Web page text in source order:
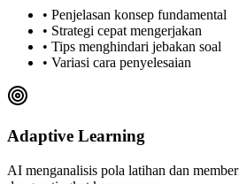
• Penjelasan konsep fundamental
• Strategi cepat mengerjakan
• Tips menghindari jebakan soal
• Variasi cara penyelesaian
Adaptive Learning
AI menganalisis pola latihan dan